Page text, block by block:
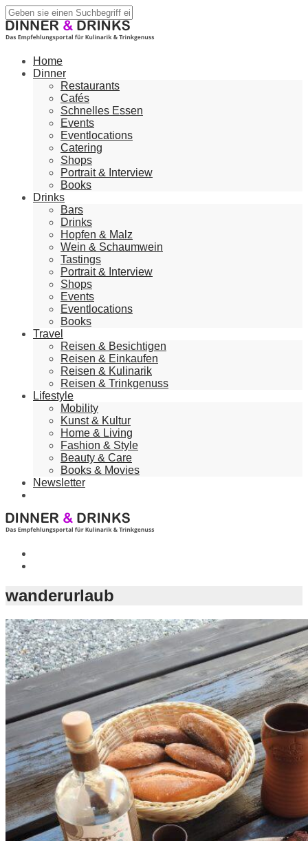
Home
Dinner
Restaurants
Cafés
Schnelles Essen
Events
Eventlocations
Catering
Shops
Portrait & Interview
Books
Drinks
Bars
Drinks
Hopfen & Malz
Wein & Schaumwein
Tastings
Portrait & Interview
Shops
Events
Eventlocations
Books
Travel
Reisen & Besichtigen
Reisen & Einkaufen
Reisen & Kulinarik
Reisen & Trinkgenuss
Lifestyle
Mobility
Kunst & Kultur
Home & Living
Fashion & Style
Beauty & Care
Books & Movies
Newsletter
wanderurlaub